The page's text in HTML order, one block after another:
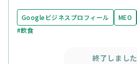
Googleビジネスプロフィール MEO
#飲食
終了しました